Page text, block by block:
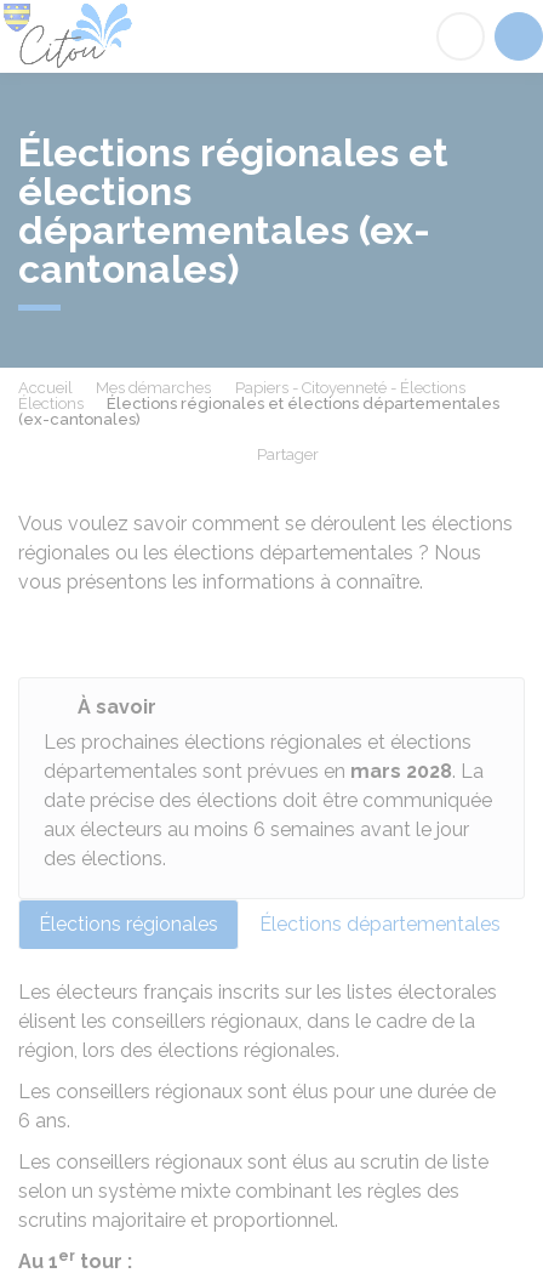
Élections régionales et
élections
départementales (ex-
cantonales)
Accueil Mes démarches
Papiers - Citoyenneté - Élections
Élections
Élections régionales et élections départementales
(ex-cantonales)
Partager
Vous voulez savoir comment se déroulent les élections
régionales ou les élections départementales ? Nous
vous présentons les informations à connaître.
À savoir
Les prochaines élections régionales et élections
départementales sont prévues en mars 2028. La
date précise des élections doit être communiquée
aux électeurs au moins 6 semaines avant le jour
des élections.
Élections régionales Élections départementales
Les électeurs français inscrits sur les listes électorales
élisent les conseillers régionaux, dans le cadre de la
région, lors des élections régionales.
Les conseillers régionaux sont élus pour une durée de
6 ans.
Les conseillers régionaux sont élus au scrutin de liste
selon un système mixte combinant les règles des
scrutins majoritaire et proportionnel.
Au 1er tour :